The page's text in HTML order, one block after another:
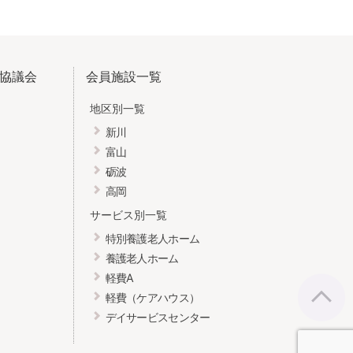
議会 会員施設一覧
地区別一覧
新川
富山
砺波
高岡
サービス別一覧
特別養護老人ホーム
養護老人ホーム
軽費A
軽費（ケアハウス）
デイサービスセンター